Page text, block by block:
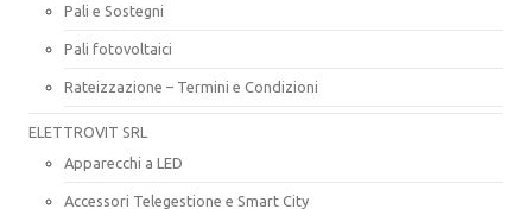
Pali e Sostegni
Pali fotovoltaici
Rateizzazione – Termini e Condizioni
ELETTROVIT SRL
Apparecchi a LED
Accessori Telegestione e Smart City